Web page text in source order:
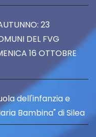
23
DEL FVG
16 OTTOBRE
dell'infanzia e
Bambina" di Silea